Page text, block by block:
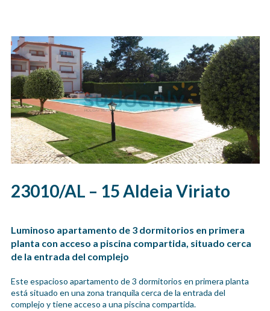
23010/AL – 15 Aldeia Viriato
Luminoso apartamento de 3 dormitorios en primera
planta con acceso a piscina compartida, situado cerca
de la entrada del complejo
Este espacioso apartamento de 3 dormitorios en primera planta
está situado en una zona tranquila cerca de la entrada del
complejo y tiene acceso a una piscina compartida.